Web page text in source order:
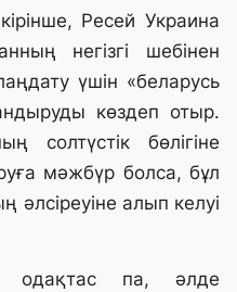
Ресей Украина
негізгі шебінен
үшін «беларусь
көздеп отыр.
солтүстік бөлігіне
мәжбүр болса, бұл
әлсіреуіне алып келуі
одақтас па, әлде